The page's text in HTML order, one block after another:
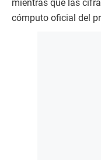
mientras que las
cómputo oficial del